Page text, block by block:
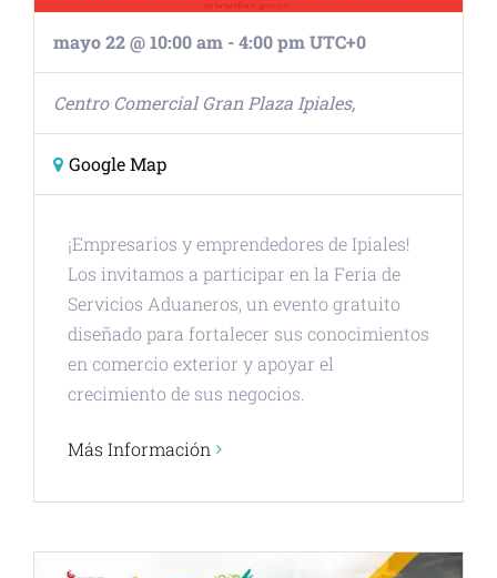
mayo 22 @ 10:00 am -4:00 pm UTC+0
Centro Comercial Gran Plaza Ipiales,
Google Map
¡Empresarios y emprendedores de Ipiales!
Los invitamos a participar en la Feria de
Servicios Aduaneros, un evento gratuito
diseñado para fortalecer sus conocimientos
en comercio exterior y apoyar el
crecimiento de sus negocios.
Más Información